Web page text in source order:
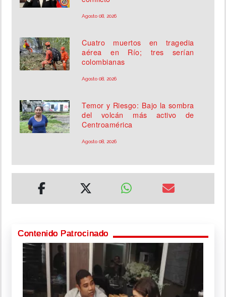
Agosto 08, 2026
Cuatro muertos en tragedia
aérea en Río; tres serían
colombianas
Agosto 08, 2026
Temor y Riesgo: Bajo la sombra
del volcán más activo de
Centroamérica
Agosto 08, 2026
Contenido Patrocinado